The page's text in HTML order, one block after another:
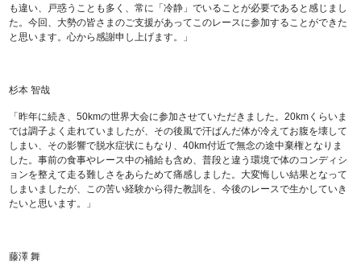
も違い、戸惑うことも多く、常に「冷静」でいることが必要であると感じまし
た。今回、大勢の皆さまのご支援があってこのレースに参加することができた
と思います。心から感謝申し上げます。」
杉本 智哉
「昨年に続き、50kmの世界大会に参加させていただきました。20kmくらいま
では調子よく走れていましたが、その後風で汗ばんだ体が冷えてお腹を壊して
しまい、その影響で脱水症状にもなり、40km付近で無念の途中棄権となりま
した。事前の食事やレース中の補給も含め、普段と違う環境で体のコンディシ
ョンを整えて走る難しさをあらためて痛感しました。大変悔しい結果となって
しまいましたが、この苦い経験から得た教訓を、今後のレースで生かしていき
たいと思います。」
藤澤 舞